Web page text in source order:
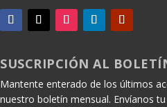
SUSCRIPCIÓN AL
Mantente enterado de los últimos
nuestro boletín mensual. Envíanos